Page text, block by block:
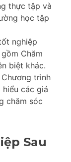
thực tập và
học tập
nghiệp
Chăm
biệt khác.
Chương trình
các giá
chăm sóc
Sau